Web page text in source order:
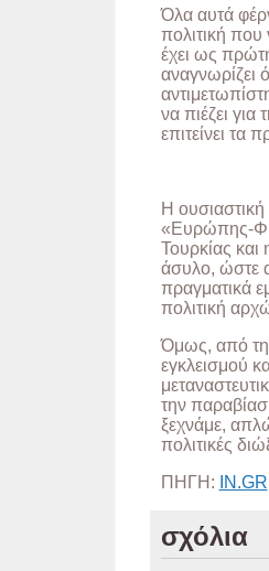
Όλα αυτά
πολιτική που
έχει ως
αναγνωρίζει
να πιέζει
επιτείνει τα
Η
«Ευρώπης-
Τουρκίας
άσυλο, ώστε
πραγματικά
πολιτική
Όμως, από την
εγκλεισμού
την
ξεχνάμε,
πολιτικές
ΠΗΓΗ:
ΙΝ.GR
σχόλια